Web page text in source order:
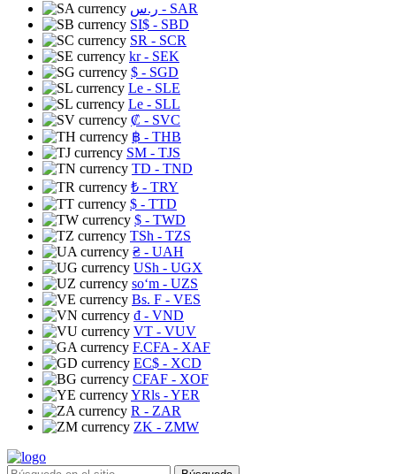
ر.س - SAR
SI$ - SBD
SR - SCR
kr- SEK
$ - SGD
Le - SLE
Le - SLL
₡ - SVC
฿ - THB
ЅМ - TJS
TD - TND
₺ - TRY
$ - TTD
$ - TWD
TSh - TZS
₴ - UAH
USh - UGX
soʻm - UZS
Bs. F - VES
₫ - VND
VT - VUV
F.CFA - XAF
EC$ - XCD
CFAF - XOF
YRls - YER
R - ZAR
ZK - ZMW